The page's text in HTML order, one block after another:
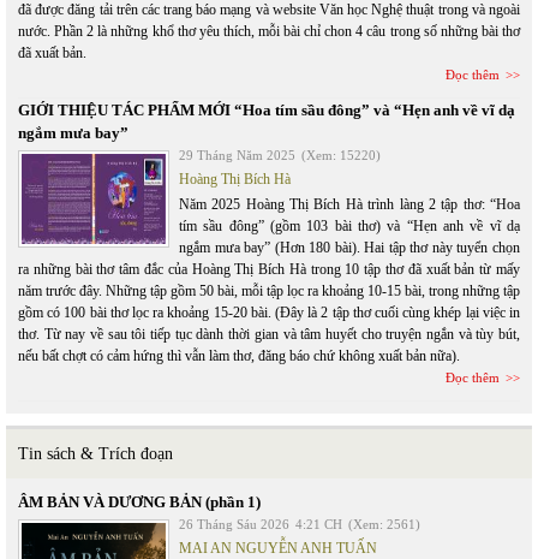
đã được đăng tải trên các trang báo mạng và website Văn học Nghệ thuật trong và ngoài
nước. Phần 2 là những khổ thơ yêu thích, mỗi bài chỉ chon 4 câu trong số những bài thơ
đã xuất bản.
Đọc thêm
GIỚI THIỆU TÁC PHẨM MỚI “Hoa tím sầu đông” và “Hẹn anh về vĩ dạ
ngắm mưa bay”
29 Tháng Năm 2025 (Xem: 15220)
Hoàng Thị Bích Hà
Năm 2025 Hoàng Thị Bích Hà trình làng 2 tập thơ: “Hoa
tím sầu đông” (gồm 103 bài thơ) và “Hẹn anh về vĩ dạ
ngắm mưa bay” (Hơn 180 bài). Hai tập thơ này tuyển chọn
ra những bài thơ tâm đắc của Hoàng Thị Bích Hà trong 10 tập thơ đã xuất bản từ mấy
năm trước đây. Những tập gồm 50 bài, mỗi tập lọc ra khoảng 10-15 bài, trong những tập
gồm có 100 bài thơ lọc ra khoảng 15-20 bài. (Đây là 2 tập thơ cuối cùng khép lại việc in
thơ. Từ nay về sau tôi tiếp tục dành thời gian và tâm huyết cho truyện ngắn và tùy bút,
nếu bất chợt có cảm hứng thì vẫn làm thơ, đăng báo chứ không xuất bản nữa).
Đọc thêm
Tin sách & Trích đoạn
ÂM BẢN VÀ DƯƠNG BẢN (phần 1)
26 Tháng Sáu 2026 4:21 CH (Xem: 2561)
MAI AN NGUYỄN ANH TUẤN